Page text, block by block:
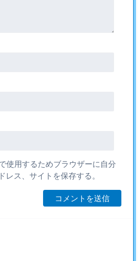
使用するためブラウザーに自分
レス、サイトを保存する。